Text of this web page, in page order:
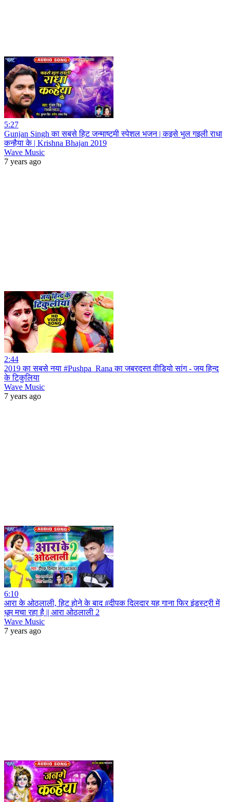
5:27
Gunjan Singh का सबसे हिट जन्माष्टमी स्पेशल भजन | कइसे भुल गइली राधा
कन्हैया के | Krishna Bhajan 2019
Wave Music
7 years ago
2:44
2019 का सबसे नया #Pushpa_Rana का जबरदस्त वीडियो सांग - जय हिन्द
के टिकुलिया
Wave Music
7 years ago
6:10
आरा के ओठलाली, हिट होने के बाद #दीपक दिलदार यह गाना फिर इंडस्ट्री में
धूम मचा रहा है || आरा ओठलाली 2
Wave Music
7 years ago